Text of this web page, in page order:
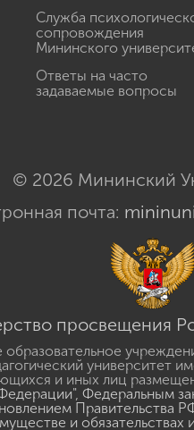
Служба
сопровождения
Мининского
Ответы на часто
задаваемые вопросы
© 2026 Мининский
почта:
просвещения
университет
и иных лиц
, Федеральным
Правительства
и обязательствах